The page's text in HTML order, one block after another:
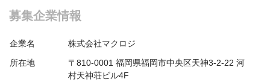
募集企業情報
企業名
株式会社マクロジ
所在地
〒810-0001 福岡県福岡市中央区天神3-2-22 河
村天神荘ビル4F